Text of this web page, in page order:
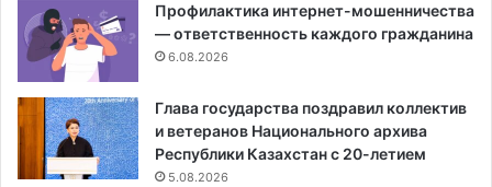
Профилактика интернет-мошенничества
— ответственность каждого гражданина
6.08.2026
Глава государства поздравил коллектив
и ветеранов Национального архива
Республики Казахстан с 20-летием
5.08.2026